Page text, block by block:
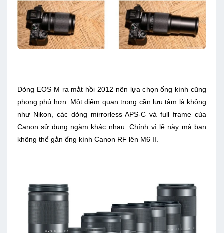
Dòng EOS M ra mắt hồi 2012 nên lựa chọn ống kính cũng
phong phú hơn. Một điểm quan trọng cần lưu tâm là không
như Nikon, các dòng mirrorless APS-C và full frame của
Canon sử dụng ngàm khác nhau. Chính vì lẽ này mà bạn
không thể gắn ống kính Canon RF lên M6 II.